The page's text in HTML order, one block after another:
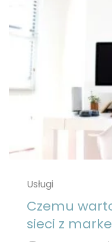
Usługi
Czemu
sieci z